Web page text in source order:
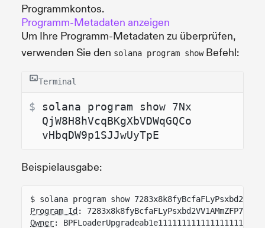
Programmkontos.
Programm-Metadaten anzeigen
Um Ihre Programm-Metadaten zu überprüfen,
verwenden Sie den solana program showBefehl:
Terminal
$ solana program show 7Nx
QjW8H8hVcqBKgXbVDWqGQCo
vHbqDW9p1SJJwUyTpE
Beispielausgabe:
$ solana program show
Program Id :
Owner: